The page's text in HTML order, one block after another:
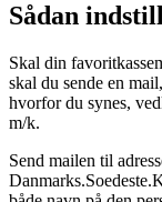
Sådan
Skal din
skal du sende en
hvorfor du synes,
m/k.
Send mailen til